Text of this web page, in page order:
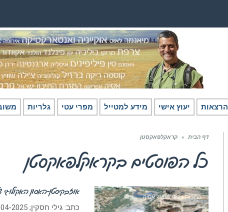
הרצאות יעוץ אישי מידע למטייל מפרי עטי גלריות
דף הבית » קראקלפאקסטן
כל הפוסטים בקראקלפאקסטן
כתבות ויומני מסע - אסיה
אוזבקיסטן-האסון האקולוגי